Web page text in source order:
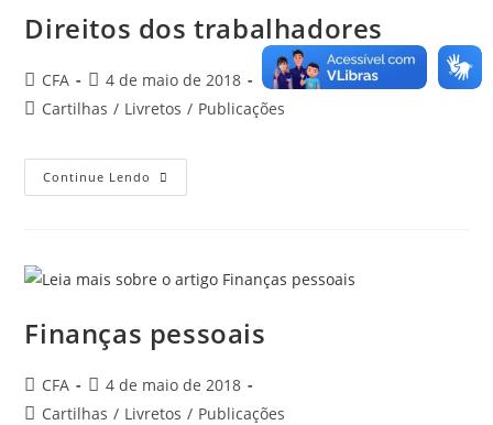
Direitos dos trabalhadores
Autor
do
CFA
Post
publicado:
4 de maio de 2018
Categoria
post:
Cartilhas / Livretos / Publicações
Continue Lendo Direitos
Dos
Finanças pessoais
Autor
do
CFA
Post
publicado:
4 de maio de 2018
Categoria
Cartilhas / Livretos / Publicações